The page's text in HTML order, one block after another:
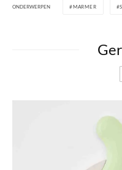
ONDERWERPEN MARMER